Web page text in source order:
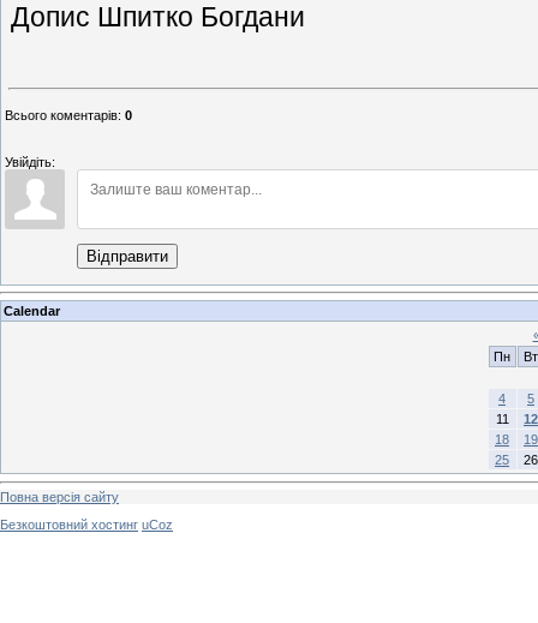
Допис Шпитко Богдани
Всього коментарів: 0
Увійдіть:
Відправити
Calendar
Пн
Вт
4
5
11
12
18
19
25
26
Повна версія сайту
Безкоштовний хостинг uCoz